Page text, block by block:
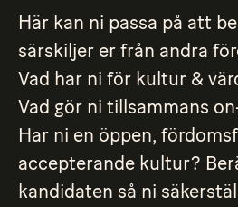
Här kan ni passa på att
särskiljer er från andra
Vad har ni för kultur &
Vad gör ni tillsammans
Har ni en öppen,
accepterande kultur?
kandidaten så ni